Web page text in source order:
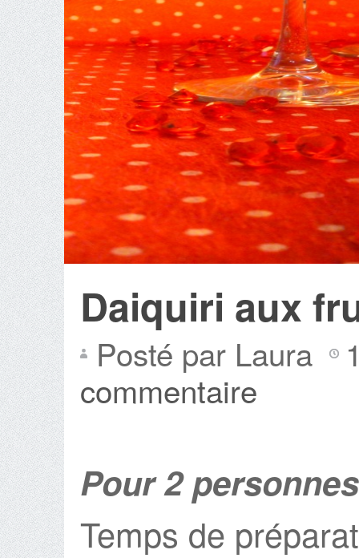
Daiquiri aux
Posté par Laura
commentaire
Pour 2 personnes
Temps de